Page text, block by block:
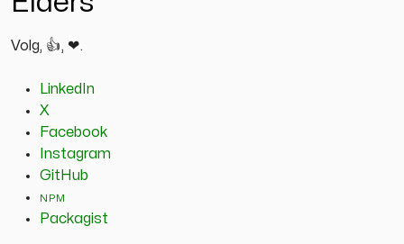
Volg, 👍, ❤.
LinkedIn
X
Facebook
Instagram
GitHub
npm
Packagist